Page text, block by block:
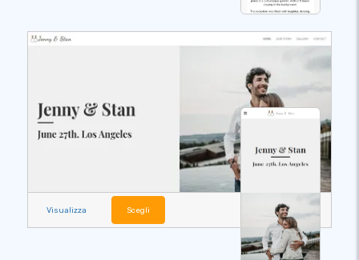
Visualizza Scegli